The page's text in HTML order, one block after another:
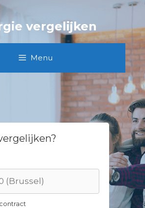
vergelijken
Menu